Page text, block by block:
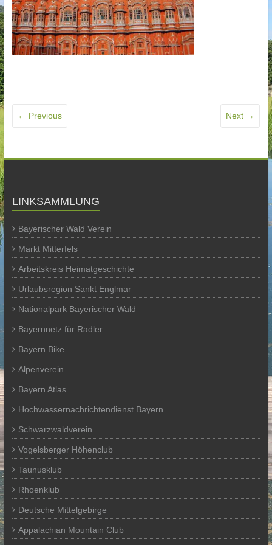
← Previous Next →
LINKSAMMLUNG
Bayerischer Wald Verein
Markt Mitterfels
Arbeitskreis Heimatgeschichte
Urlaubsregion Sankt Englmar
Nationalpark Bayerischer Wald
Bayernnetz für Radler
Bayern Bike
Alpenverein
Bayern Atlas
Hochwassernachrichtendienst Bayern
Schwarzwaldverein
Vogelsberger Höhenclub
Taunusklub
Rhoenklub
Deutsche Mittelgebirge
Appalachian Mountain Club